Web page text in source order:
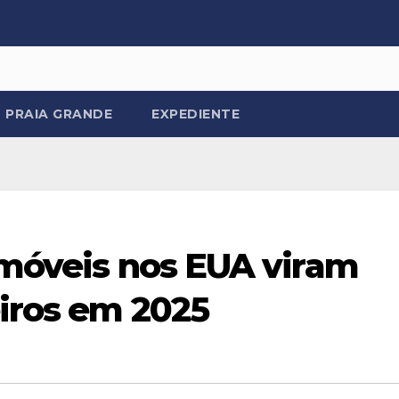
PRAIA GRANDE EXPEDIENTE
nos EUA viram
em 2025